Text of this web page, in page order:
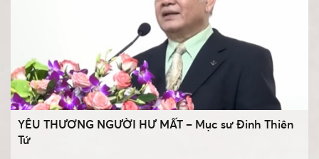
YÊU THƯƠNG NGƯỜI HƯ MẤT – Mục sư Đinh Thiên
Tứ